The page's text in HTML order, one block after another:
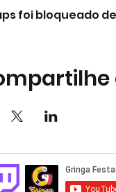
foi bloqueado